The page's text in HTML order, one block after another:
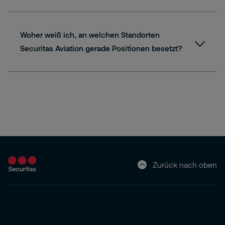
Woher weiß ich, an welchen Standorten
Securitas Aviation gerade Positionen besetzt?
Zurück nach oben